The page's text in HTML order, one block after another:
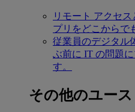
リモート アクセス
プリをどこからで
従業員のデジタル
ぶ前に IT の問題
す。
その他のユース